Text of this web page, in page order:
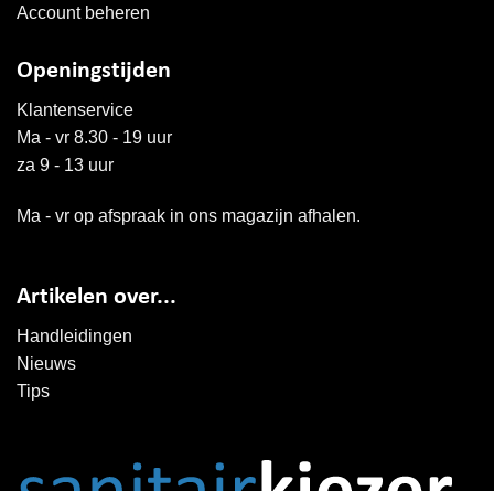
Account beheren
Openingstijden
Klantenservice
Ma - vr 8.30 - 19 uur
za 9 - 13 uur
Ma - vr op afspraak in ons magazijn afhalen.
Artikelen over...
Handleidingen
Nieuws
Tips